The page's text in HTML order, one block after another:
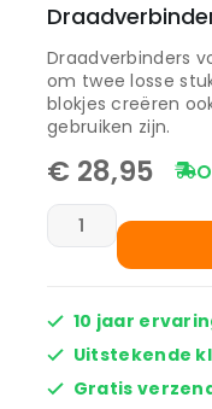
Draadverbinders
om twee losse
blokjes creëren
gebruiken zijn.
€ 28,95
10 jaar
Uitstekende
Gratis